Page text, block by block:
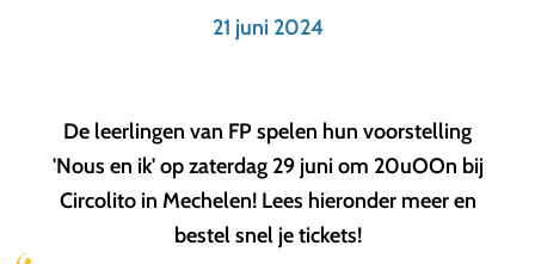
21 juni 2024
De leerlingen van FP spelen hun voorstelling
'Nous en ik' op zaterdag 29 juni om 20uOOn bij
Circolito in Mechelen! Lees hieronder meer en
bestel snel je tickets!